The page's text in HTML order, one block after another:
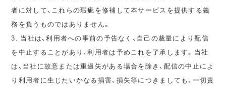
者に対して、これらの瑕疵を修補して本サービスを提供する義
務を負うものではありません。
3. 当社は、利用者への事前の予告なく、自己の裁量により配信
を中止することがあり、利用者は予めこれを了承します。当社
は、当社に故意または重過失がある場合を除き、配信の中止によ
り利用者に生じたいかなる損害、損失等につきましても、一切責